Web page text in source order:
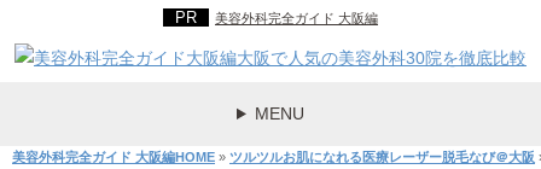
美容外科完全ガイド 大阪編
MENU
美容外科完全ガイド 大阪編HOME » ツルツルお肌になれる医療レーザー脱毛なび＠大阪